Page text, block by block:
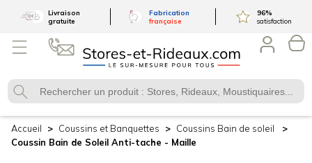
Livraison
gratuite
Fabrication
française
96%
satisfaction
Accueil Coussins et Banquettes Coussins Bain de soleil
Coussin Bain de Soleil Anti-tache - Maille